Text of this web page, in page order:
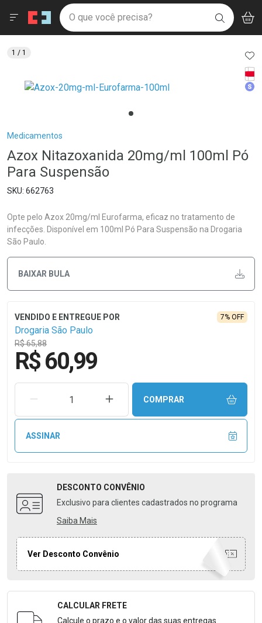
Drogaria São Paulo
Ir direto para a home
pela página
Ir direto para o conteúdo
Ir direto para a busca
Ir direto para a conta
Ir direto para a notificações
Ir direto para o carrinho
Faça a sua busca
O que você precisa? BUSCAR
Menu
Breadcrumb
Medicamentos
Azox Nitazoxanida 20mg/ml 100ml Pó
Para Suspensão
662763
Opte pelo Azox 20mg/ml Eurofarma, eficaz no tratamento de
infecções. Disponível em 100ml Pó Para Suspensão na Drogaria
São Paulo.
BAIXAR BULA
Drogaria São Paulo
R$ 65,88
7% OFF
R$ 60,99
REMOVER UMA UNIDADEAUMENTAR UMA UNIDADE
COMPRAR
ASSINAR
DESCONTO CONVÊNIO
Exclusivo para clientes cadastrados no programa
Saiba Mais
Ver Desconto Convênio
Formulário para Calcular o Frete
CALCULAR FRETE
Calcule o prazo e o valor das suas entregas
1 / 1